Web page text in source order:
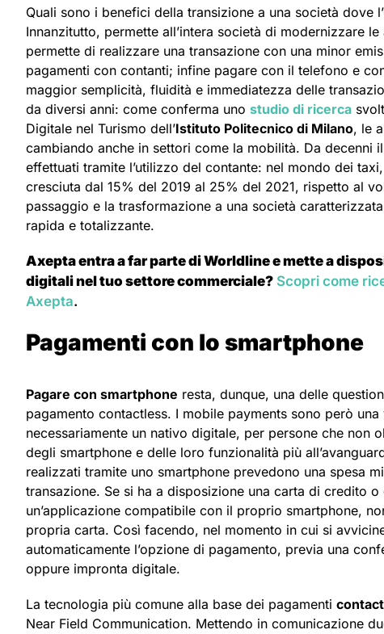
Quali sono i benefici della transizione a una società dove
Innanzitutto, permette all’intera società di modernizzare
permette di realizzare una transazione con una minor
pagamenti con contanti; infine pagare con il telefono e
maggior semplicità, fluidità e immediatezza delle
da diversi anni: come conferma uno studio di ricerca
Digitale nel Turismo dell’Istituto Politecnico di Milano, le
cambiando anche in settori come la mobilità. Da
effettuati tramite l’utilizzo del contante: nel mondo dei
cresciuta dal 15% del 2019 al 25% del 2021, rispetto al
passaggio e la trasformazione a una società
rapida e totalizzante.
Axepta entra a far parte di Worldline e mette a
digitali nel tuo settore commerciale? Scopri come
Axepta.
Pagamenti con lo smartphone
Pagare con smartphone resta, dunque, una delle
pagamento contactless. I mobile payments sono però
necessariamente un nativo digitale, per persone che non
degli smartphone e delle loro funzionalità più
realizzati tramite uno smartphone prevedono una spesa
transazione. Se si ha a disposizione una carta di credito
un’applicazione compatibile con il proprio smartphone,
propria carta. Così facendo, nel momento in cui si
automaticamente l’opzione di pagamento, previa una
oppure impronta digitale.
La tecnologia più comune alla base dei pagamenti
Near Field Communication. Mettendo in comunicazione